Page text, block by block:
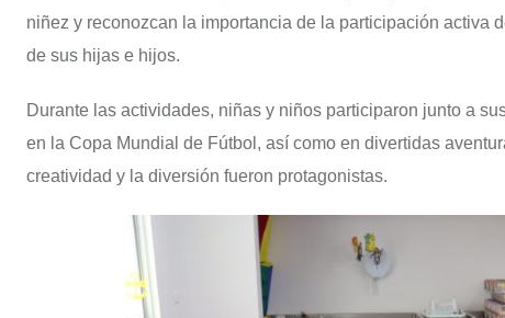
niñez y reconozcan la importancia de la participación activa
de sus hijas e hijos.
Durante las actividades, niñas y niños participaron junto a
en la Copa Mundial de Fútbol, así como en divertidas
creatividad y la diversión fueron protagonistas.